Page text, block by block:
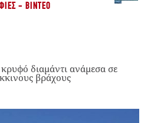
- ΒΊΝΤΕΟ
διαμάντι ανάμεσα σε
βράχους